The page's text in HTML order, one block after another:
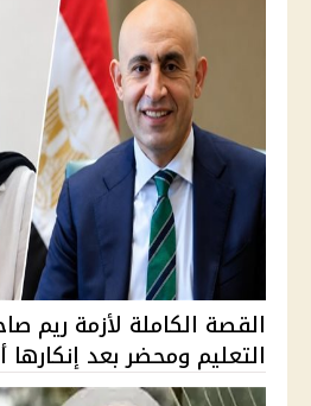
التعليم ومحضر بعد إنكارها